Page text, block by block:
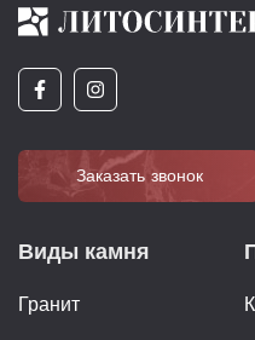
Заказать звонок
Виды камня
Гранит